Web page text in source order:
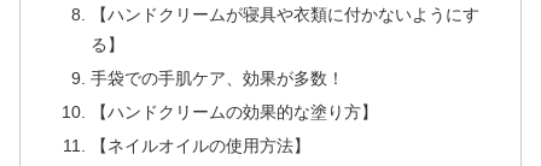
【ハンドクリームが寝具や衣類に付かないようにす
る】
手袋での手肌ケア、効果が多数！
【ハンドクリームの効果的な塗り方】
【ネイルオイルの使用方法】